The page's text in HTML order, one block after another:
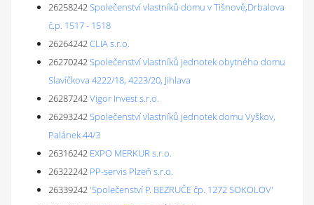
26258242Společenství vlastníků domu v Tišnově,Drbalova
č.p. 1517 - 1518
26264242CLIA s.r.o.
26270242Společenství vlastníků jednotek obytného domu
Slavíčkova 4222/18, 4223/20, Jihlava
26287242Vigor Invest s.r.o.
26293242Společenství vlastníků jednotek domu Vyškov,
Palánek 44/3
26316242 EXPO MERKUR s.r.o.
26322242 PP-servis Plzeň s.r.o.
26339242'Společenství P. BEZRUČE čp. 1272 SOKOLOV'